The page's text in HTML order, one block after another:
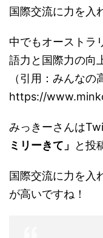
国際交流に力を入
中でもオーストラ
語力と国際力の向
（引用：みんな
https://
みっきーさんは
ミリーきて」
と投
国際交流に力を入
が高いですね！